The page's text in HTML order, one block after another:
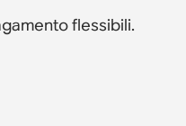
flessibili.